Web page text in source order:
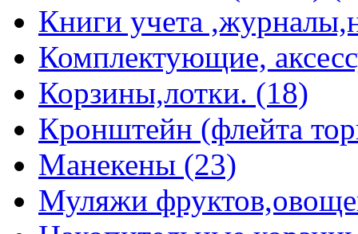
Книги учета
Комплектующие,
Корзины,лотки. (18)
Кронштейн (флейта
Манекены (23)
Муляжи